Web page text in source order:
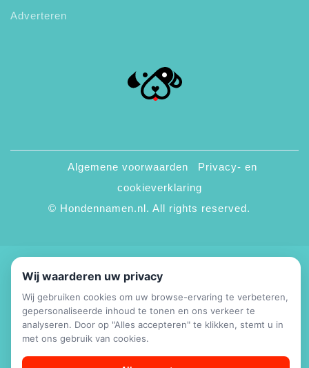
Adverteren
© Hondennamen.nl. All rights reserved.
Algemene voorwaarden
Privacy- en
cookieverklaring